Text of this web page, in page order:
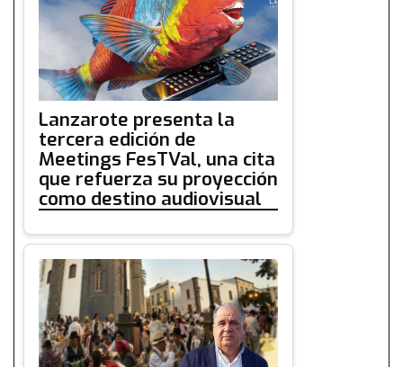
Lanzarote presenta la
tercera edición de
Meetings FesTVal, una cita
que refuerza su proyección
como destino audiovisual